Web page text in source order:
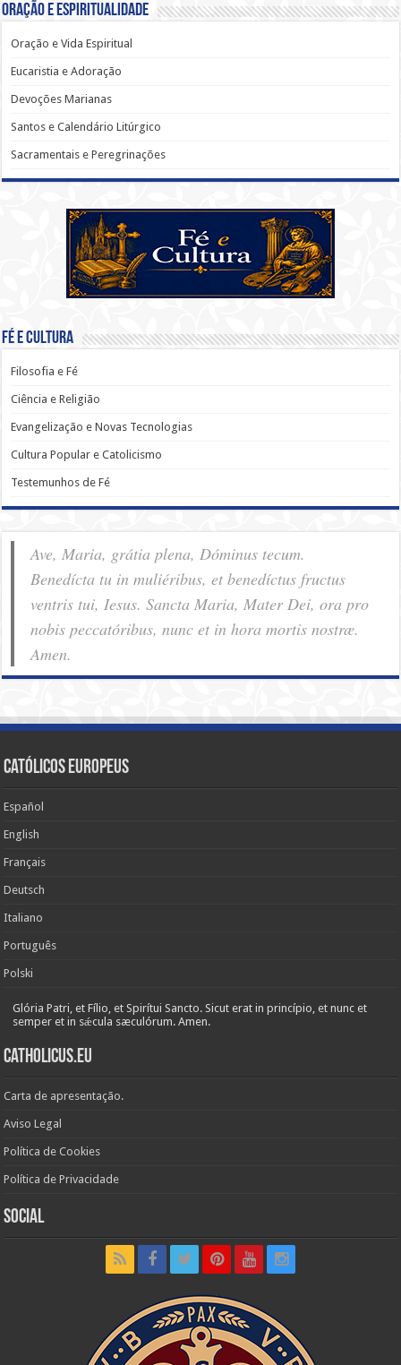
Oração e Espiritualidade
Oração e Vida Espiritual
Eucaristia e Adoração
Devoções Marianas
Santos e Calendário Litúrgico
Sacramentais e Peregrinações
Fé e Cultura
Filosofia e Fé
Ciência e Religião
Evangelização e Novas Tecnologias
Cultura Popular e Catolicismo
Testemunhos de Fé
Ave, Maria, grátia plena, Dóminus tecum.
Benedícta tu in muliéribus, et benedíctus fructus
ventris tui, Iesus. Sancta Maria, Mater Dei, ora pro
nobis pec­ca­tóribus, nunc et in hora mortis nostræ.
Amen.
Católicos Europeus
Español
English
Français
Deutsch
Italiano
Português
Polski
Glória Patri, et Fílio, et Spirítui Sancto. Sicut erat in princípio, et nunc et
semper et in sǽcula sæculórum. Amen.
Catholicus.eu
Carta de apresentação.
Aviso Legal
Política de Cookies
Política de Privacidade
Social